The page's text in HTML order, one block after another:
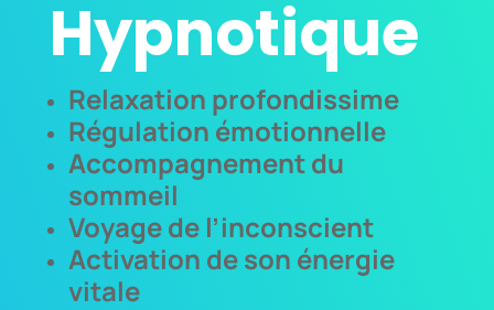
Hypnotique
Relaxation profondissime
Régulation émotionnelle
Accompagnement du
sommeil
Voyage de l’inconscient
Activation de son énergie
vitale